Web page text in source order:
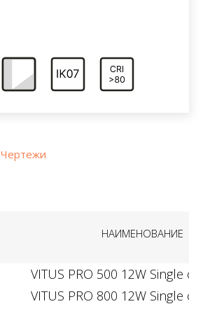
Чертежи
НАИМЕНОВАНИЕ
VITUS PRO 500 12W Single
VITUS PRO 800 12W Single